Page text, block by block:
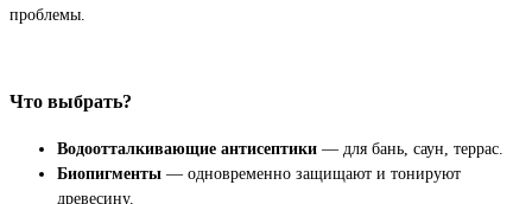
проблемы.
Что выбрать?
Водоотталкивающие антисептики — для бань, саун, террас.
Биопигменты — одновременно защищают и тонируют
древесину.